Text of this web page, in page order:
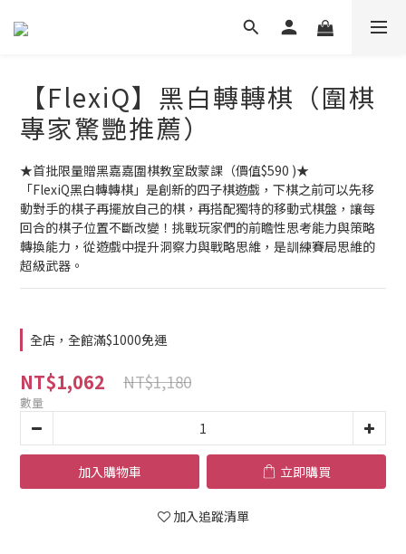
【FlexiQ】黑白轉轉棋（圍棋
專家驚艷推薦）
★首批限量贈黑嘉嘉圍棋教室啟蒙課（價值$590 )★
「FlexiQ黑白轉轉棋」是創新的四子棋遊戲，下棋之前可以先移
動對手的棋子再擺放自己的棋，再搭配獨特的移動式棋盤，讓每
回合的棋子位置不斷改變！挑戰玩家們的前瞻性思考能力與策略
轉換能力，從遊戲中提升洞察力與戰略思維，是訓練賽局思維的
超級武器。
全店，全館滿$1000免運
NT$1,062 NT$1,180
數量
加入購物車 立即購買
加入追蹤清單